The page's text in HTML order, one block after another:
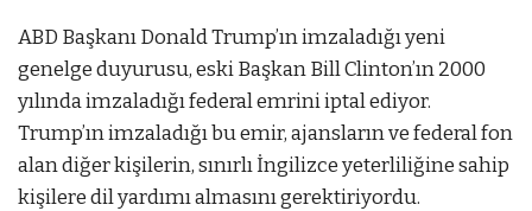
ABD Başkanı Donald Trump’ın imzaladığı yeni
genelge duyurusu, eski Başkan Bill Clinton’ın 2000
yılında imzaladığı federal emrini iptal ediyor.
Trump’ın imzaladığı bu emir, ajansların ve federal fon
alan diğer kişilerin, sınırlı İngilizce yeterliliğine sahip
kişilere dil yardımı almasını gerektiriyordu.